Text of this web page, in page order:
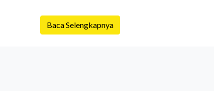
kepemilikan hunian maupun investasi properti.
Namun dalam prosesnya, tidak sedikit calon
Baca Selengkapnya